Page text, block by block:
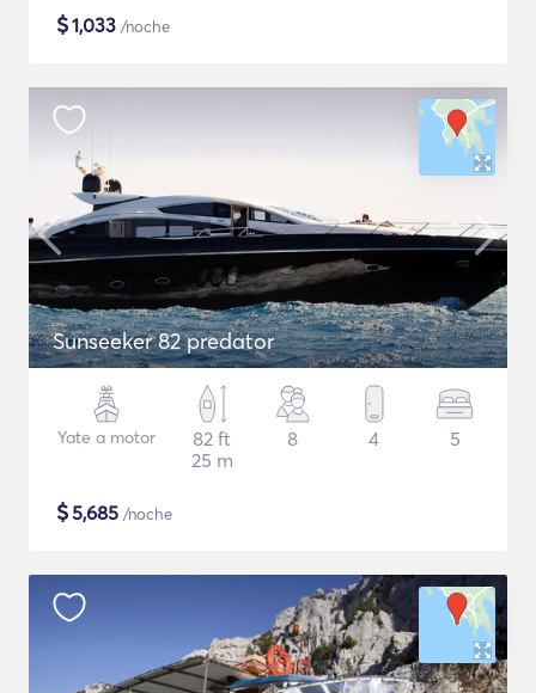
$1,033 /noche
Sunseeker 82 predator
Yate a motor
82 ft
25 m
8 4 5
$5,685 /noche